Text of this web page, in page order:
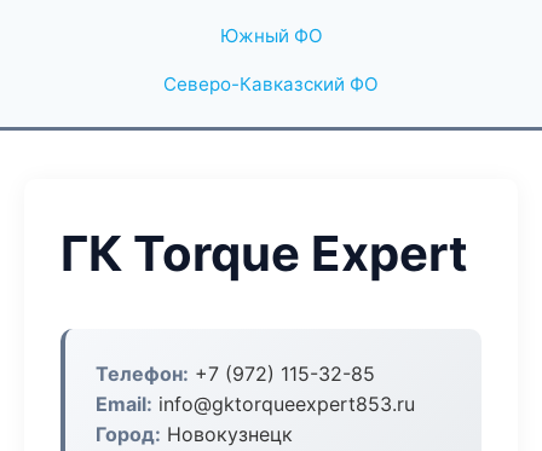
Южный ФО
Северо-Кавказский ФО
ГК Torque Expert
Телефон: +7 (972) 115-32-85
Email: info@gktorqueexpert853.ru
Город: Новокузнецк